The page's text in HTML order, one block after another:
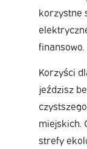
korzystne
finansowo.
Korzyści
jeździsz
miejskich.
strefy